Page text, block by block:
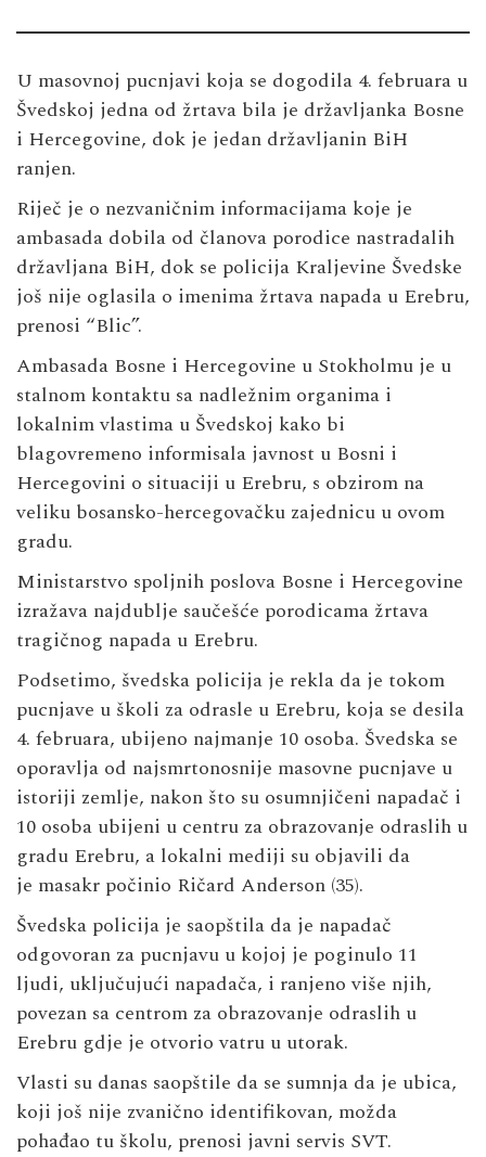
U masovnoj pucnjavi koja se dogodila 4. februara u
Švedskoj jedna od žrtava bila je državljanka Bosne
i Hercegovine, dok je jedan državljanin BiH
ranjen.
Riječ je o nezvaničnim informacijama koje je
ambasada dobila od članova porodice nastradalih
državljana BiH, dok se policija Kraljevine Švedske
još nije oglasila o imenima žrtava napada u Erebru,
prenosi “Blic”.
Ambasada Bosne i Hercegovine u Stokholmu je u
stalnom kontaktu sa nadležnim organima i
lokalnim vlastima u Švedskoj kako bi
blagovremeno informisala javnost u Bosni i
Hercegovini o situaciji u Erebru, s obzirom na
veliku bosansko-hercegovačku zajednicu u ovom
gradu.
Ministarstvo spoljnih poslova Bosne i Hercegovine
izražava najdublje saučešće porodicama žrtava
tragičnog napada u Erebru.
Podsetimo, švedska policija je rekla da je tokom
pucnjave u školi za odrasle u Erebru, koja se desila
4. februara, ubijeno najmanje 10 osoba. Švedska se
oporavlja od najsmrtonosnije masovne pucnjave u
istoriji zemlje, nakon što su osumnjičeni napadač i
10 osoba ubijeni u centru za obrazovanje odraslih u
gradu Erebru, a lokalni mediji su objavili da
je masakr počinio Ričard Anderson (35).
Švedska policija je saopštila da je napadač
odgovoran za pucnjavu u kojoj je poginulo 11
ljudi, uključujući napadača, i ranjeno više njih,
povezan sa centrom za obrazovanje odraslih u
Erebru gdje je otvorio vatru u utorak.
Vlasti su danas saopštile da se sumnja da je ubica,
koji još nije zvanično identifikovan, možda
pohađao tu školu, prenosi javni servis SVT.